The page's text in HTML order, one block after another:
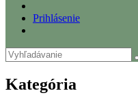
Prihlásenie
Kategória